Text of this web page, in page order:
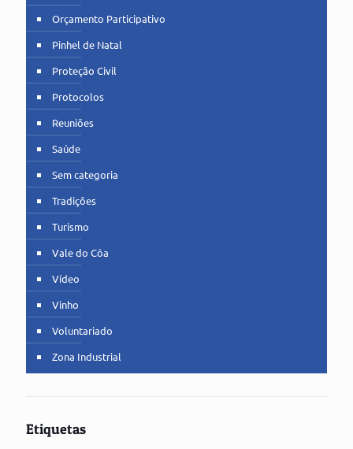
Orçamento Participativo
Pinhel de Natal
Proteção Civil
Protocolos
Reuniões
Saúde
Sem categoria
Tradições
Turismo
Vale do Côa
Vídeo
Vinho
Voluntariado
Zona Industrial
Etiquetas